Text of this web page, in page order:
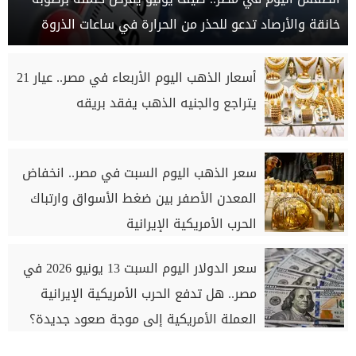
خانقة والأرصاد تدعو للحذر من الحرارة في ساعات الذروة
أسعار الذهب اليوم الأربعاء في مصر.. عيار 21
يتراجع والجنيه الذهب يفقد بريقه
سعر الذهب اليوم السبت في مصر.. انخفاض
المعدن الأصفر بين ضغط الأسواق وارتباك
الحرب الأمريكية الإيرانية
سعر الدولار اليوم السبت 13 يونيو 2026 في
مصر.. هل تدفع الحرب الأمريكية الإيرانية
العملة الأمريكية إلى موجة صعود جديدة؟